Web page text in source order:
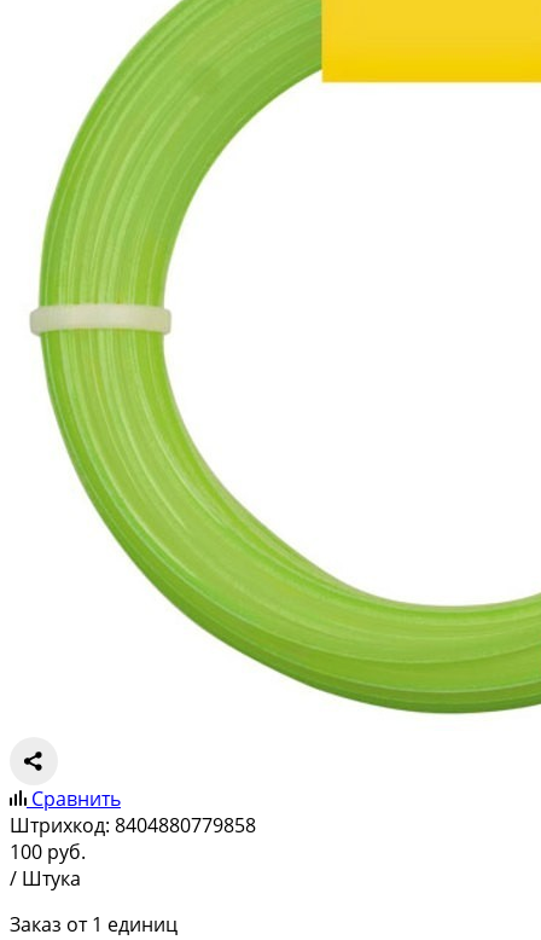
Сравнить
Штрихкод: 8404880779858
100 руб.
/ Штука
Заказ от 1 единиц